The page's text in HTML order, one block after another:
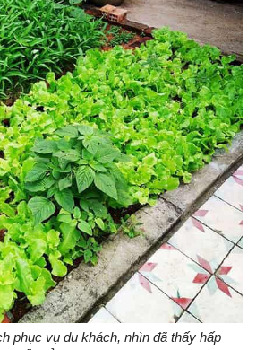
phục vụ du khách, nhìn đã thấy hấp